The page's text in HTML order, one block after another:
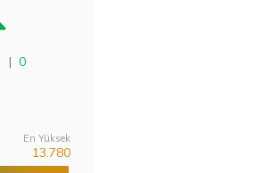
| 0
En Yüksek
13.780